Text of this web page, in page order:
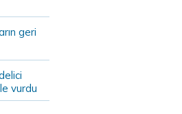
geri
vurdu